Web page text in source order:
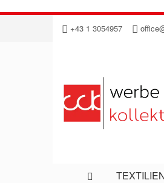
Direkt
Inhalt
+43 1 3054957